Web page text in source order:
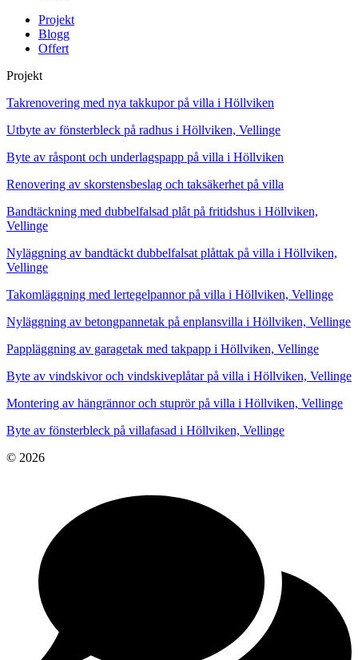
Projekt
Blogg
Offert
Projekt
Takrenovering med nya takkupor på villa i Höllviken
Utbyte av fönsterbleck på radhus i Höllviken, Vellinge
Byte av råspont och underlagspapp på villa i Höllviken
Renovering av skorstensbeslag och taksäkerhet på villa
Bandtäckning med dubbelfalsad plåt på fritidshus i Höllviken,
Vellinge
Nyläggning av bandtäckt dubbelfalsat plåttak på villa i Höllviken,
Vellinge
Takomläggning med lertegelpannor på villa i Höllviken, Vellinge
Nyläggning av betongpannetak på enplansvilla i Höllviken, Vellinge
Pappläggning av garagetak med takpapp i Höllviken, Vellinge
Byte av vindskivor och vindskiveplåtar på villa i Höllviken, Vellinge
Montering av hängrännor och stuprör på villa i Höllviken, Vellinge
Byte av fönsterbleck på villafasad i Höllviken, Vellinge
© 2026